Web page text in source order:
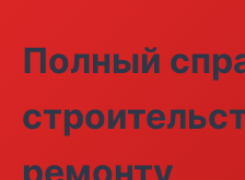
Полный